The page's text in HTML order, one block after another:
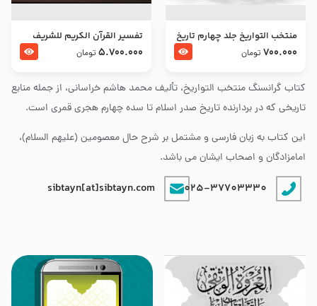
کتاب گرانسنگ منتخب التواريخ، تألیف محمد هاشم خراسانی، از جمله منابع
تاریخی که در بردارنده تاریخ صدر اسلام تا سده چهارم هجری قمری است.
این کتاب به زبان فارسی و مشتمل بر شرح حال معصومین (علیهم السلام)،
امامزادگان و اصحاب ایشان می باشد.
025-37703330
sibtayn[at]sibtayn.com
منتخب التواریخ جلد چهارم تاریخ
امام زین العابدین و امام محمد
700.000 تومان
تفسير القرآن الكريم للشريف
المرتضي قدس سرّه
5.700.000 تومان